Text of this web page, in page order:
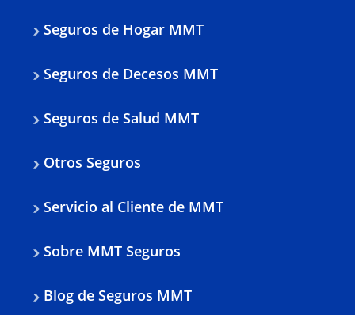
Seguros de Hogar MMT
Seguros de Decesos MMT
Seguros de Salud MMT
Otros Seguros
Servicio al Cliente de MMT
Sobre MMT Seguros
Blog de Seguros MMT